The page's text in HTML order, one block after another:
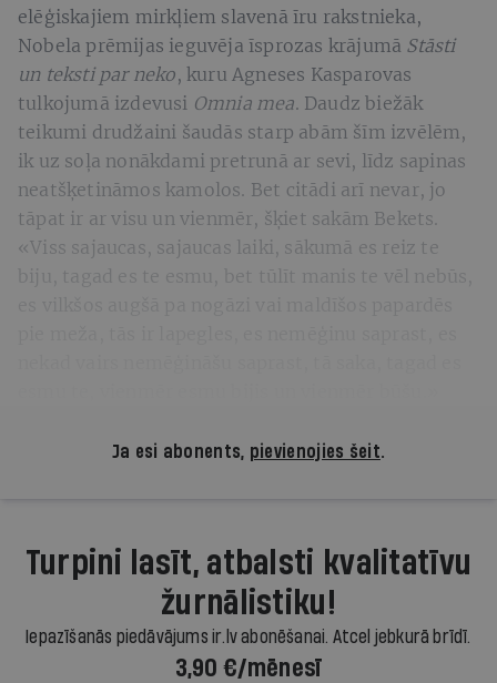
elēģiskajiem mirkļiem slavenā īru rakstnieka,
Nobela prēmijas ieguvēja īsprozas krājumā Stāsti
un teksti par neko, kuru Agneses Kasparovas
tulkojumā izdevusi Omnia mea. Daudz biežāk
teikumi drudžaini šaudās starp abām šīm izvēlēm,
ik uz soļa nonākdami pretrunā ar sevi, līdz sapinas
neatšķetināmos kamolos. Bet citādi arī nevar, jo
tāpat ir ar visu un vienmēr, šķiet sakām Bekets.
«Viss sajaucas, sajaucas laiki, sākumā es reiz te
biju, tagad es te esmu, bet tūlīt manis te vēl nebūs,
Ja esi abonents, pievienojies šeit.
Turpini lasīt, atbalsti kvalitatīvu
žurnālistiku!
Iepazīšanās piedāvājums ir.lv abonēšanai. Atcel jebkurā brīdī.
3,90 €/mēnesī